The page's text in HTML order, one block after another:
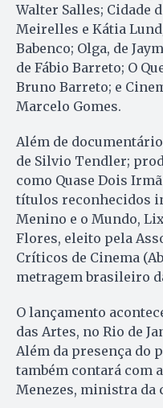
Walter Salles; Cidade
Meirelles e Kátia
Babenco; Olga, de
de Fábio Barreto; O
Bruno Barreto; e
Marcelo Gomes.
Além de
de Silvio Tendler;
como Quase Dois
títulos reconhecidos
Menino e o Mundo,
Flores, eleito pela
Críticos de Cinema
metragem brasileiro
O lançamento
das Artes, no Rio de
Além da presença do
também contará com
Menezes, ministra da